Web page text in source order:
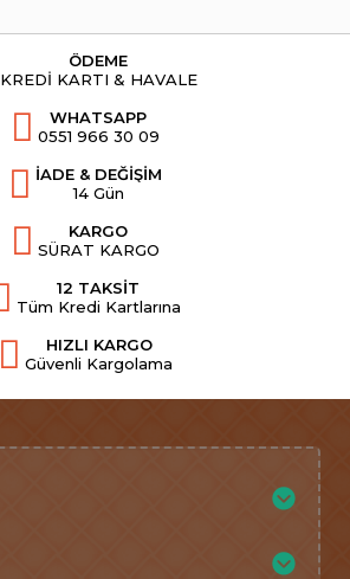
ÖDEME
KREDİ KARTI & HAVALE
WHATSAPP
0551 966 30 09
İADE & DEĞİŞİM
14 Gün
KARGO
SÜRAT KARGO
12 TAKSİT
Tüm Kredi Kartlarına
HIZLI KARGO
Güvenli Kargolama